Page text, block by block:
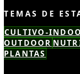
TEMAS DE
CULTIVO-
OUTDOOR
PLANTAS